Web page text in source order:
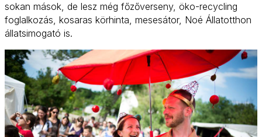
sokan mások, de lesz még főzőverseny, öko-recycling
foglalkozás, kosaras körhinta, mesesátor, Noé Állatotthon
állatsimogató is.